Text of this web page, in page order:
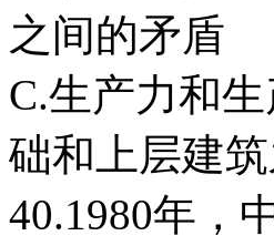
之间的矛盾
C.生产力
础和上层建
40.1980年